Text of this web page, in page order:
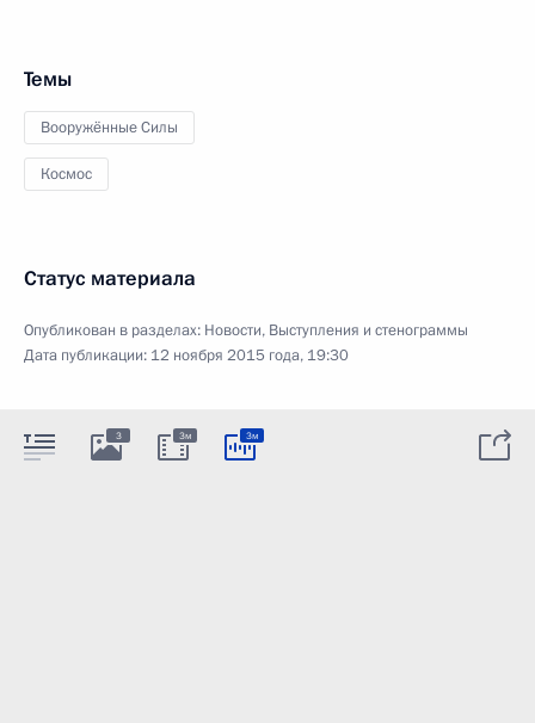
Темы
Вооружённые Силы
Космос
Статус материала
Опубликован в разделах: Новости, Выступления и стенограммы
Дата публикации: 12 ноября 2015 года, 19:30
3 3м 3м